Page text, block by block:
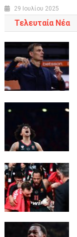
29 Ιουλίου 2025
Τελευταία Νέα